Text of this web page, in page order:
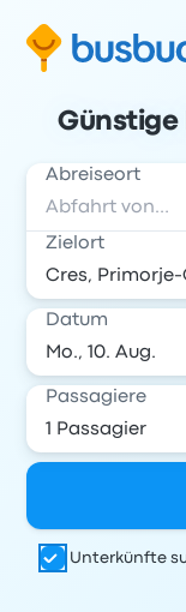
Günstige
Abreiseort
Zielort
Datum
Passagiere
Unterkünfte